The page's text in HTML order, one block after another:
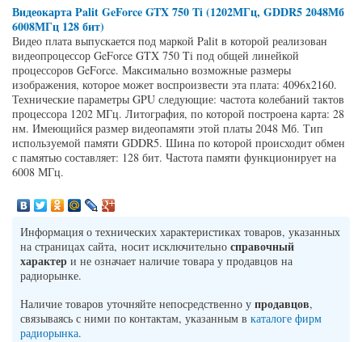
Видеокарта Palit GeForce GTX 750 Ti (1202МГц, GDDR5 2048Мб
6008МГц 128 бит)
Видео плата выпускается под маркой Palit в которой реализован
видеопроцессор GeForce GTX 750 Ti под общей линейкой
процессоров GeForce. Максимально возможные размеры
изображения, которое может воспроизвести эта плата: 4096x2160.
Технические параметры GPU следующие: частота колебаний тактов
процессора 1202 МГц. Литография, по которой построена карта: 28
нм. Имеющийся размер видеопамяти этой платы 2048 Мб. Тип
используемой памяти GDDR5. Шина по которой происходит обмен
с памятью составляет: 128 бит. Частота памяти функционирует на
6008 МГц.
Информация о технических характеристиках товаров, указанных
на страницах сайта, носит исключительно справочный
характер и не означает наличие товара у продавцов на
радиорынке.
Наличие товаров уточняйте непосредственно у продавцов,
связываясь с ними по контактам, указанным в каталоге фирм
радиорынка.